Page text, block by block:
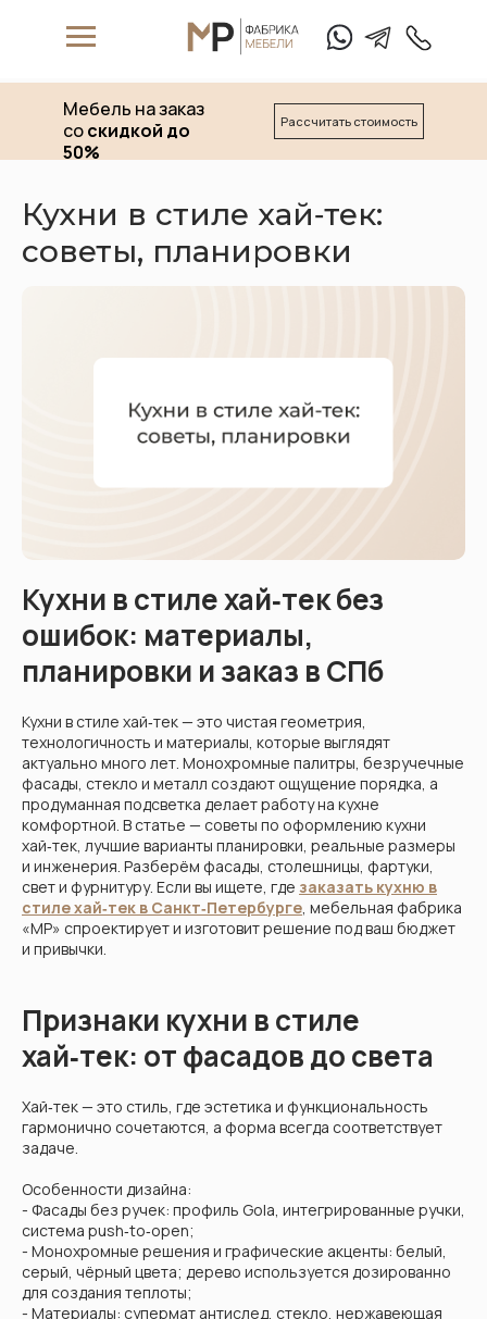
What's App T elegam
Мебель на заказ
соскидкой до
50%
Рассчитать стоимость
Кухни в стиле хай‑тек:
советы, планировки
Кухни в стиле хай‑тек без
ошибок: материалы,
планировки и заказ в СПб
Кухни в стиле хай‑тек — это чистая геометрия,
технологичность и материалы, которые выглядят
актуально много лет. Монохромные палитры, безручечные
фасады, стекло и металл создают ощущение порядка, а
продуманная подсветка делает работу на кухне
комфортной. В статье — советы по оформлению кухни
хай‑тек, лучшие варианты планировки, реальные размеры
и инженерия. Разберём фасады, столешницы, фартуки,
свет и фурнитуру. Если вы ищете, где заказать кухню в
стиле хай‑тек в Санкт‑Петербурге, мебельная фабрика
«МР» спроектирует и изготовит решение под ваш бюджет
и привычки.
Признаки кухни в стиле
хай‑тек: от фасадов до света
Хай‑тек — это стиль, где эстетика и функциональность
гармонично сочетаются, а форма всегда соответствует
задаче.
Особенности дизайна:
- Фасады без ручек: профиль Gola, интегрированные ручки,
система push‑to‑open;
- Монохромные решения и графические акценты: белый,
серый, чёрный цвета; дерево используется дозированно
для создания теплоты;
- Материалы: супермат антислед, стекло, нержавеющая